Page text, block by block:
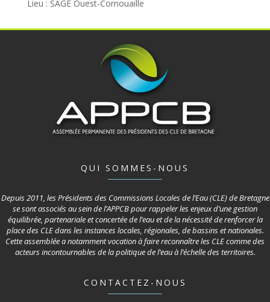
Lieu : SAGE Ouest-Cornouaille
QUI SOMMES-NOUS
Depuis 2011, les Présidents des Commissions Locales de l’Eau (CLE) de Bretagne
se sont associés au sein de l’APPCB pour rappeler les enjeux d’une gestion
équilibrée, partenariale et concertée de l’eau et de la nécessité de renforcer la
place des CLE dans les instances locales, régionales, de bassins et nationales.
Cette assemblée a notamment vocation à faire reconnaître les CLE comme des
acteurs incontournables de la politique de l’eau à l’échelle des territoires.
CONTACTEZ-NOUS